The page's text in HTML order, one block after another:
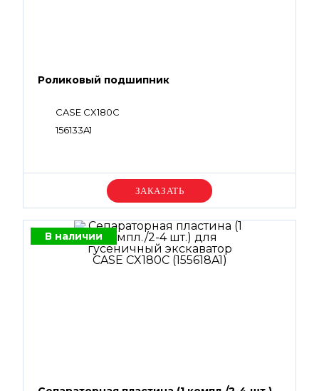
Роликовый подшипник
CASE CX180C
156133A1
Уточняйте цену
В наличии